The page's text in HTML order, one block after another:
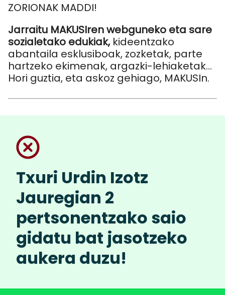
ZORIONAK MADDI!
Jarraitu MAKUSIren webguneko eta sare
sozialetako edukiak,kideentzako
abantaila esklusiboak, zozketak, parte
hartzeko ekimenak, argazki-lehiaketak...
Hori guztia, eta askoz gehiago, MAKUSIn.
Txuri Urdin Izotz
Jauregian 2
pertsonentzako saio
gidatu bat jasotzeko
aukera duzu!